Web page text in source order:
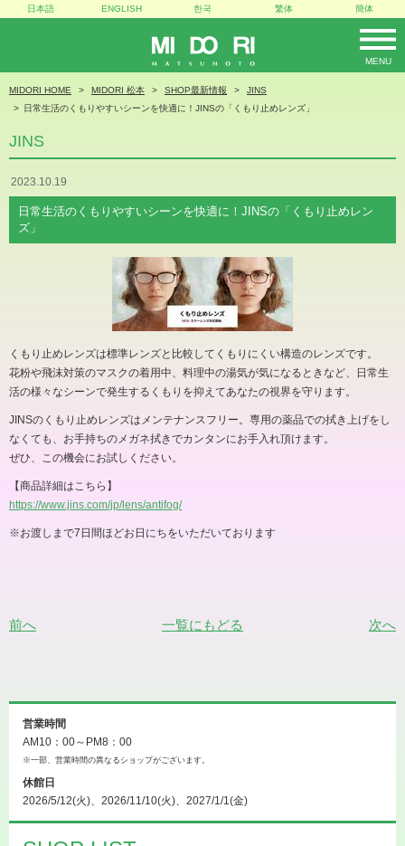
MIDORI
MENU
日本語 ENGLISH 한국 繁体 簡体
MIDORI HOME MIDORI 松本 SHOP最新情報
JINS
日常生活のくもりやすいシーンを快適に！JINSの「くもり止めレンズ」
JINS
2023.10.19
日常生活のくもりやすいシーンを快適に！JINSの「くもり止めレン
ズ」
くもり止めレンズは標準レンズと比較してくもりにくい構造のレンズです。
花粉や飛沫対策のマスクの着用中、料理中の湯気が気になるときなど、日常生
活の様々なシーンで発生するくもりを抑えてあなたの視界を守ります。
JINSのくもり止めレンズはメンテナンスフリー。専用の薬品での拭き上げをし
なくても、お手持ちのメガネ拭きでカンタンにお手入れ頂けます。
ぜひ、この機会にお試しください。
【商品詳細はこちら】
https://www.jins.com/jp/lens/antifog/
※お渡しまで7日間ほどお日にちをいただいております
前へ 一覧にもどる 次へ
営業時間
AM10：00～PM8：00
※一部、営業時間の異なるショップがございます。
休館日
2026/5/12(火)、2026/11/10(火)、2027/1/1(金)